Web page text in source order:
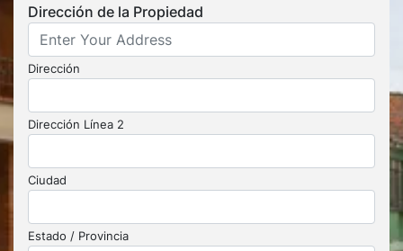
Dirección de la Propiedad
Dirección
Dirección Línea 2
Ciudad
Estado / Provincia